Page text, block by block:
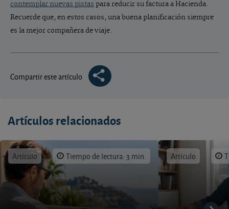
contemplar nuevas pistas para reducir su factura a Hacienda.
Recuerde que, en estos casos, una buena planificación siempre
es la mejor compañera de viaje.
Compartir este artículo
Artículos relacionados
Artículo Tiempo de lectura: 3 min. Artículo